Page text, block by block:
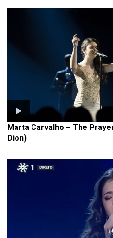
Marta Carvalho – The
Dion)